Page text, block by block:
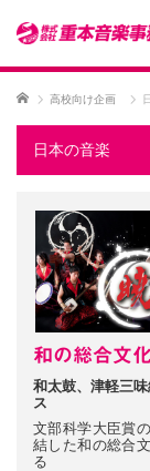
ホーム 高校向け企画
日本の音楽
和の総合文
和太鼓、津軽三
ス
文部科学大臣賞
結した和の総合
る